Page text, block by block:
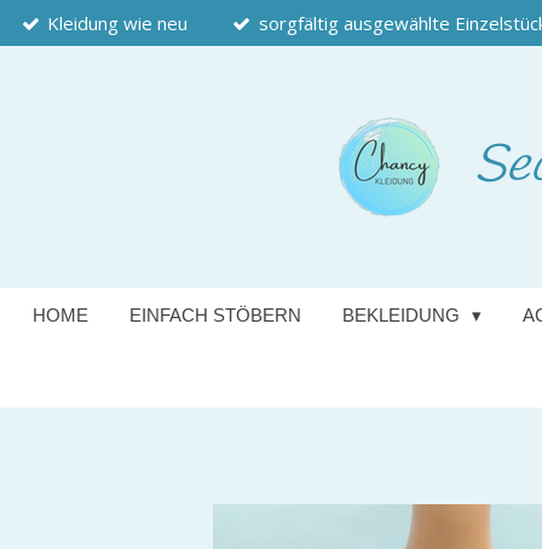
Zum
Hauptinhalt
Kleidung wie neu sorgfältig ausgewählte
HOME EINFACH STÖBERN BEKLEIDUNG